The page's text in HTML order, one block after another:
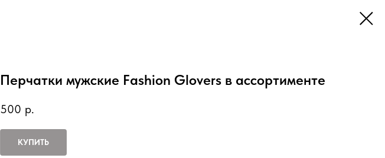
Перчатки мужские Fashion Glovers в ассортименте
500 р.
КУПИТЬ